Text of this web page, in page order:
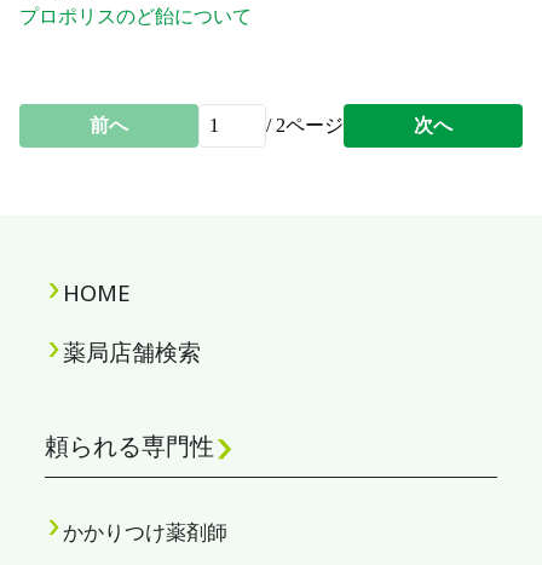
プロポリスのど飴について
前へ / 2ページ 次へ
HOME
薬局店舗検索
頼られる専門性
かかりつけ薬剤師